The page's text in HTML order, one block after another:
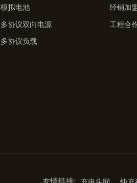
模拟电池
多协议双向电源
多协议负载
经销加
工程合
友情链接: